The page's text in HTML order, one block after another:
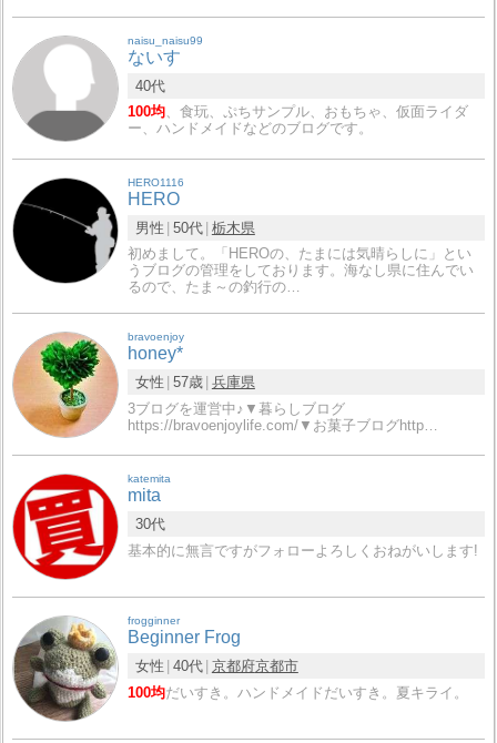
naisu_naisu99
ないす
40代
100均、食玩、ぷちサンプル、おもちゃ、仮面ライダ
ー、ハンドメイドなどのブログです。
HERO1116
HERO
男性 50代 栃木県
初めまして。「HEROの、たまには気晴らしに」とい
うブログの管理をしております。海なし県に住んでい
るので、たま～の釣行の…
bravoenjoy
honey*
女性 57歳 兵庫県
3ブログを運営中♪▼暮らしブログ
https://bravoenjoylife.com/▼お菓子ブログhttp…
katemita
mita
30代
基本的に無言ですがフォローよろしくおねがいします!
frogginner
Beginner Frog
女性 40代 京都府京都市
100均だいすき。ハンドメイドだいすき。夏キライ。